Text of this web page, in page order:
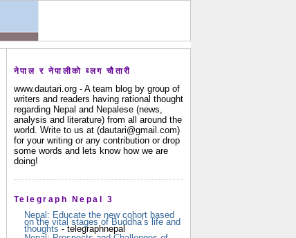
नेपाल र नेपालीको ब्लग चौतारी
www.dautari.org - A team blog by group of
writers and readers having rational thought
regarding Nepal and Nepalese (news,
analysis and literature) from all around the
world. Write to us at (dautari@gmail.com)
for your writing or any contribution or drop
some words and lets know how we are
doing!
Telegraph Nepal 3
Nepal: Educate the new cohort based
on the vital stages of Buddha’s life and
thoughts - telegraphnepal